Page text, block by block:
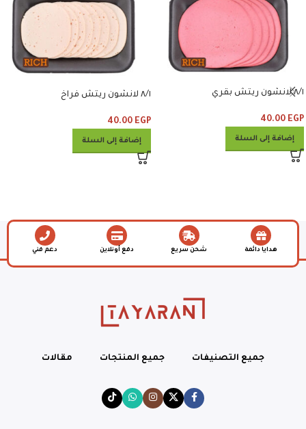
٨/١ لانشون ريتش بقري
40.00 EGP
إضافة إلى السلة
٨/١ لانشون ريتش فراخ
40.00 EGP
إضافة إلى السلة
هدايا دائمة شحن سريع دفع أونلاين دعم فني
جميع التصنيفات جميع المنتجات مقالات